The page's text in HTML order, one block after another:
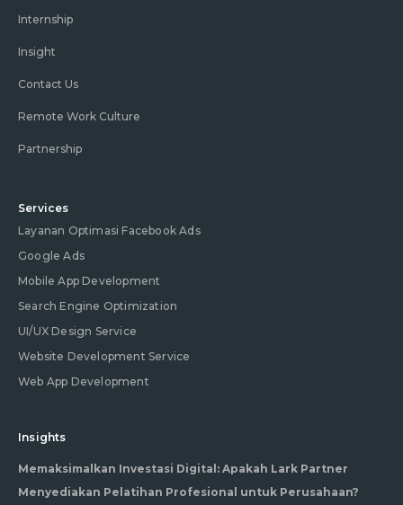
Internship
Insight
Contact Us
Remote Work Culture
Partnership
Services
Layanan Optimasi Facebook Ads
Google Ads
Mobile App Development
Search Engine Optimization
UI/UX Design Service
Website Development Service
Web App Development
Insights
Memaksimalkan Investasi Digital: Apakah Lark Partner
Menyediakan Pelatihan Profesional untuk Perusahaan?